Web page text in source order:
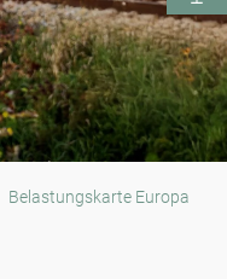
Belastungskarte Europa